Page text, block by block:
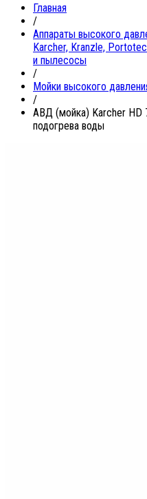
Главная
/
Аппараты высокого
Karcher, Kranzle,
и пылесосы
/
Мойки высокого
/
АВД (мойка) Karcher HD
подогрева воды